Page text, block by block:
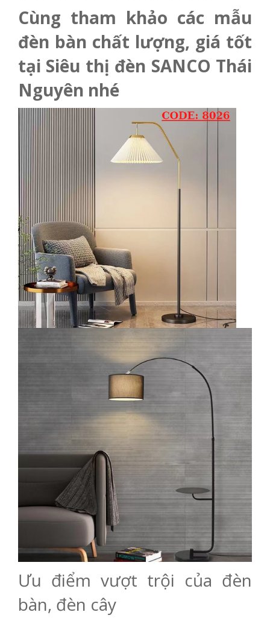
Cùng tham khảo các mẫu
đèn bàn chất lượng, giá tốt
tại Siêu thị đèn SANCO Thái
Nguyên nhé
Ưu điểm vượt trội của đèn
bàn, đèn cây